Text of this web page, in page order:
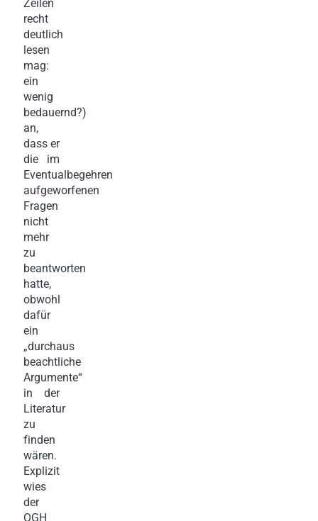
Zeilen
recht
deutlich
lesen
mag:
ein
wenig
bedauernd?)
an,
dass er
die im
Eventualbegehren
aufgeworfenen
Fragen
nicht
mehr
zu
beantworten
hatte,
obwohl
dafür
ein
„durchaus
beachtliche
Argumente“
in der
Literatur
zu
finden
wären.
Explizit
wies
der
OGH